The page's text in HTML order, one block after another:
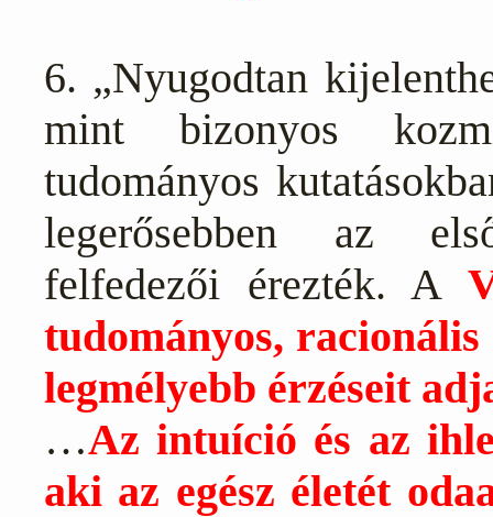
6. „Nyugodtan
mint bizonyos
tudományos
legerősebben az
felfedezői érezték. A
tudományos,
legmélyebb érzéseit
…Az intuíció és az
aki az egész életét